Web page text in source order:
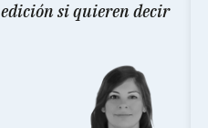
si quieren decir